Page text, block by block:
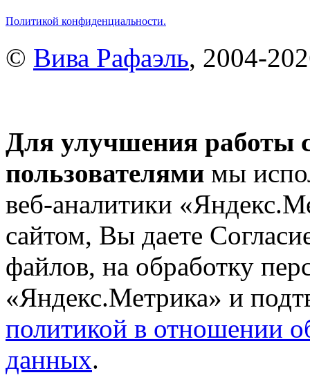
Политикой конфиденциальности.
© Вива Рафаэль, 2004-
Для улучшения работы
пользователями мы
веб-аналитики
сайтом, Вы даете
файлов, на обработку
«Яндекс.Метрика» и
политикой в отношении
данных.